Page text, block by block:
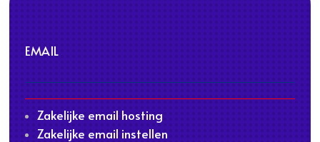
EMAIL
Zakelijke email hosting
Zakelijke email instellen